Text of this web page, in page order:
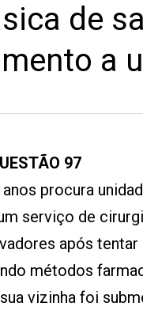
de
a
97
procura
serviço de
após
métodos
vizinha foi